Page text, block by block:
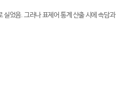
었음. 그러나 표제어 통계 산출 시에 속담